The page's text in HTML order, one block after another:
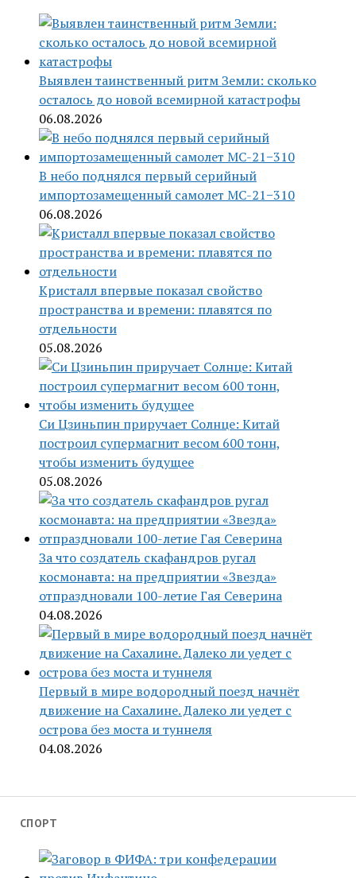
Выявлен таинственный ритм Земли: сколько
осталось до новой всемирной катастрофы
06.08.2026
В небо поднялся первый серийный
импортозамещенный самолет МС-21−310
06.08.2026
Кристалл впервые показал свойство
пространства и времени: плавятся по
отдельности
05.08.2026
Си Цзиньпин приручает Солнце: Китай
построил супермагнит весом 600 тонн,
чтобы изменить будущее
05.08.2026
За что создатель скафандров ругал
космонавта: на предприятии «Звезда»
отпраздновали 100-летие Гая Северина
04.08.2026
Первый в мире водородный поезд начнёт
движение на Сахалине. Далеко ли уедет с
острова без моста и туннеля
04.08.2026
СПОРТ